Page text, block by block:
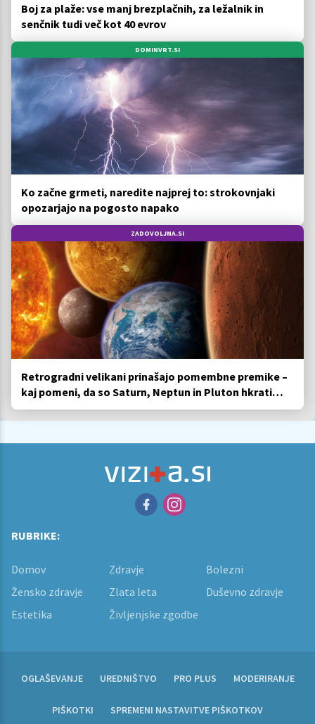
Boj za plaže: vse manj brezplačnih, za ležalnik in
senčnik tudi več kot 40 evrov
DOMINVRT.SI
Ko začne grmeti, naredite najprej to: strokovnjaki
opozarjajo na pogosto napako
ZADOVOLJNA.SI
Retrogradni velikani prinašajo pomembne premike –
kaj pomeni, da so Saturn, Neptun in Pluton hkrati
retrogradni?
RUBRIKE:
Domov Zdravje
Bolezni
Žensko zdravje
Zlata leta
Duševno zdravje
Estetika
Življenjske zgodbe
OGLAŠEVANJE UREDNIŠTVO PRO PLUS MODERIRANJE
PIŠKOTKI SPREMENI NASTAVITVE PIŠKOTKOV